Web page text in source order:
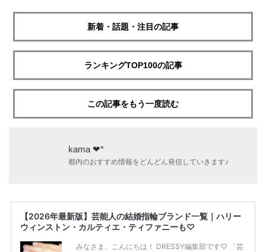
新着・話題・注目の記事
ランキングTOP100の記事
この記事をもう一度読む
kama ❤︎*
都内のおすすめ情報をどんどん発信していきます♪
【2026年最新版】芸能人の結婚指輪ブランド一覧｜ハリー
ウィンストン・カルティエ・ティファニーも♡
みなさま、こんにちは！ DRESSY編集部です♡ 「芸